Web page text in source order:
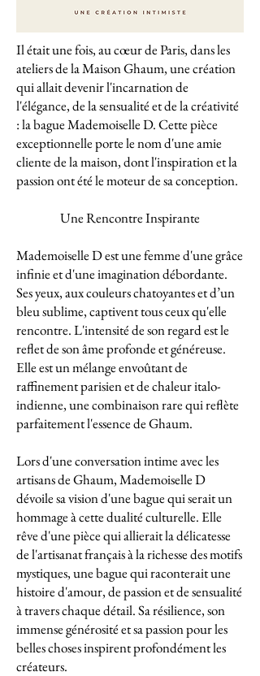
Il était une fois, au cœur de Paris, dans les
ateliers de la Maison Ghaum, une création
qui allait devenir l'incarnation de
l'élégance, de la sensualité et de la créativité
: la bague Mademoiselle D. Cette pièce
exceptionnelle porte le nom d'une amie
cliente de la maison, dont l'inspiration et la
passion ont été le moteur de sa conception.
Une Rencontre Inspirante
Mademoiselle D est une femme d'une grâce
infinie et d'une imagination débordante.
Ses yeux, aux couleurs chatoyantes et d’un
bleu sublime, captivent tous ceux qu'elle
rencontre. L'intensité de son regard est le
reflet de son âme profonde et généreuse.
Elle est un mélange envoûtant de
raffinement parisien et de chaleur italo-
indienne, une combinaison rare qui reflète
parfaitement l'essence de Ghaum.
Lors d'une conversation intime avec les
artisans de Ghaum, Mademoiselle D
dévoile sa vision d'une bague qui serait un
hommage à cette dualité culturelle. Elle
rêve d'une pièce qui allierait la délicatesse
de l'artisanat français à la richesse des motifs
mystiques, une bague qui raconterait une
histoire d'amour, de passion et de sensualité
à travers chaque détail. Sa résilience, son
immense générosité et sa passion pour les
belles choses inspirent profondément les
créateurs.